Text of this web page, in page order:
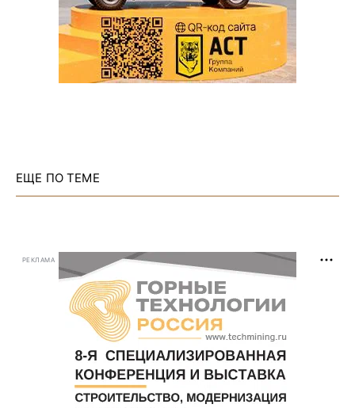
ЕЩЕ ПО ТЕМЕ
РЕКЛАМА